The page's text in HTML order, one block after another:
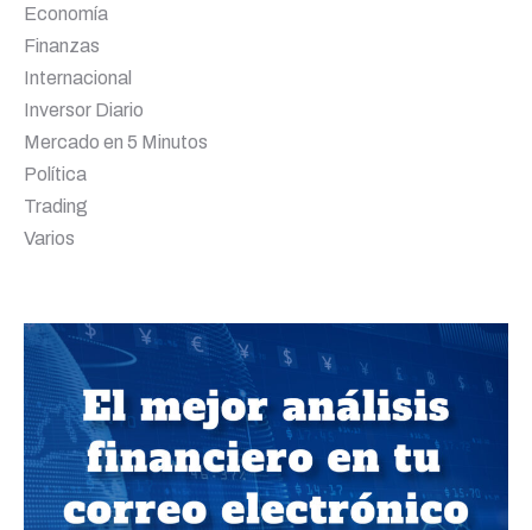
Economía
Finanzas
Internacional
Inversor Diario
Mercado en 5 Minutos
Política
Trading
Varios